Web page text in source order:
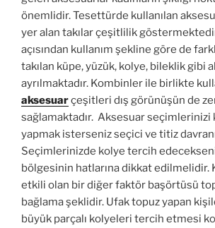
önemlidir. Tesettürde kullanılan
yer alan takılar çeşitlilik
açısından kullanım şekline göre de
takılan küpe, yüzük, kolye, bileklik gibi
ayrılmaktadır. Kombinler ile birlikte
aksesuarçeşitleri dış görünüşün de
sağlamaktadır. Aksesuar seçimlerinizi
yapmak isterseniz seçici ve titiz
Seçimlerinizde kolye tercih
bölgesinin hatlarına dikkat edilmelidir.
etkili olan bir diğer faktör başörtüsü
bağlama şeklidir. Ufak topuz yapan
büyük parçalı kolyeleri tercih etmesi